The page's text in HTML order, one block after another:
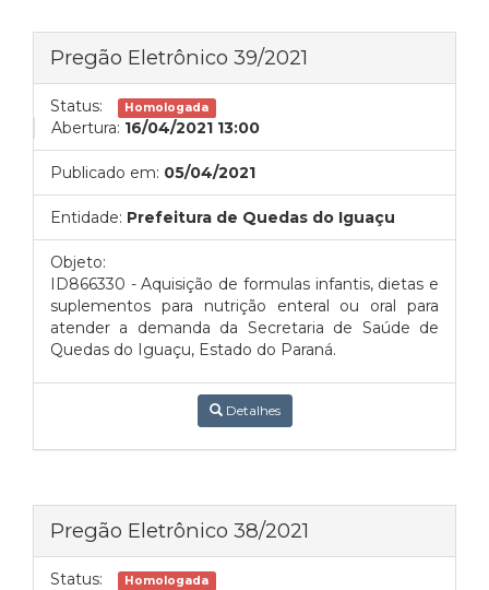
Pregão Eletrônico 39/2021
Status: Homologada
Abertura: 16/04/2021 13:00
Publicado em: 05/04/2021
Entidade: Prefeitura de Quedas do Iguaçu
Objeto:
ID866330 - Aquisição de formulas infantis, dietas e
suplementos para nutrição enteral ou oral para
atender a demanda da Secretaria de Saúde de
Quedas do Iguaçu, Estado do Paraná.
Detalhes
Pregão Eletrônico 38/2021
Status: Homologada